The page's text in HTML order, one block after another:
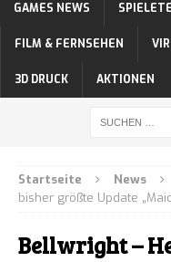
GAMES NEWS
FILM & FERNSEHEN
3D DRUCK AKTIONEN
Startseite News
bisher größte Update
Bellwright –